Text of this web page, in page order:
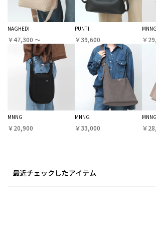
NAGHEDI
￥47,300 〜
PUNTI.
￥39,600
MNNG
￥
MNNG
￥20,900
MNNG
￥33,000
MNNG
￥
最近チェックしたアイテム